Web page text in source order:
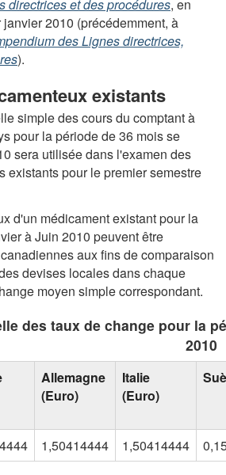
directrices et des procédures, en
2010 (précédemment, à
des Lignes directrices,
).
existants
simple des cours du comptant à
pour la période de 36 mois se
sera utilisée dans l'examen des
existants pour le premier semestre
d'un médicament existant pour la
à Juin 2010 peuvent être
aux fins de comparaison
devises locales dans chaque
moyen simple correspondant.
des taux de change pour la
2010
Allemagne
(Euro)
Italie
(Euro)
1,50414444 1,50414444